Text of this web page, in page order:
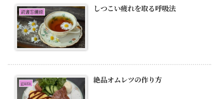
読書忘備録 しつこい疲れを取る呼吸法
gura 絶品オムレツの作り方